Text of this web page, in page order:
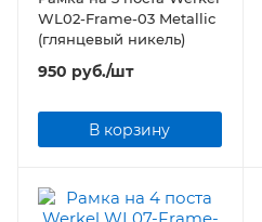
WL02-Frame-03 Metallic
(глянцевый никель)
950 руб./шт
В корзину